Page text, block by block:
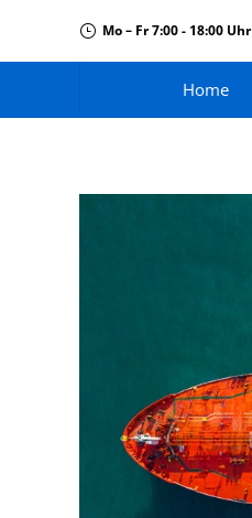
Mo – Fr 7:00 - 18:00 Uhr
Home